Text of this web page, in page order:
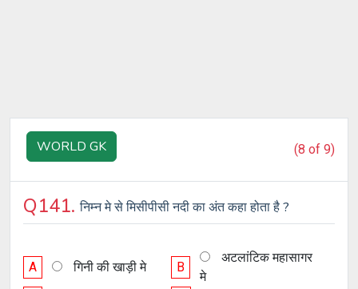
WORLD GK (8 of 9)
Q141.निम्न मे से मिसीपीसी नदी का अंत कहा होता है ?
A गिनी की खाड़ी मे B
अटलांटिक महासागर
मे